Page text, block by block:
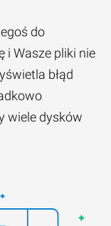
do
i Wasze pliki nie
błąd
wiele dysków